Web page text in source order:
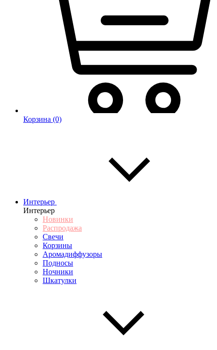
Корзина (0)
Интерьер
Интерьер
Новинки
Распродажа
Свечи
Корзины
Аромадиффузоры
Подносы
Ночники
Шкатулки